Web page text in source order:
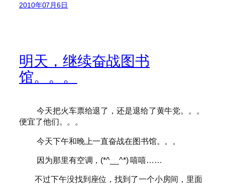
2010年07月6日
明天，继续奋战图书
馆。。。
今天把火车票给退了，还是退给了黄牛党。。。
便宜了他们。。。
今天下午和晚上一直奋战在图书馆。。。
因为那里有空调，(*^__^*) 嘻嘻……
不过下午没找到座位，找到了一个小房间，里面